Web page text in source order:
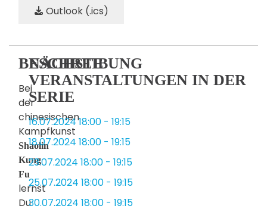
Outlook (.ics)
BESCHREIBUNG
Bei
der
chinesischen
Kampfkunst
Shaolin
Kung
Fu
lernst
Du
NÄCHSTE
VERANSTALTUNGEN IN DER
SERIE
16.07.2024 18:00 - 19:15
18.07.2024 18:00 - 19:15
23.07.2024 18:00 - 19:15
25.07.2024 18:00 - 19:15
30.07.2024 18:00 - 19:15